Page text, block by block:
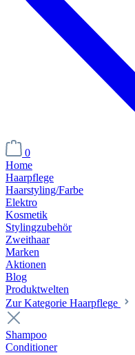
0
Home
Haarpflege
Haarstyling/Farbe
Elektro
Kosmetik
Stylingzubehör
Zweithaar
Marken
Aktionen
Blog
Produktwelten
Zur Kategorie Haarpflege
Shampoo
Conditioner